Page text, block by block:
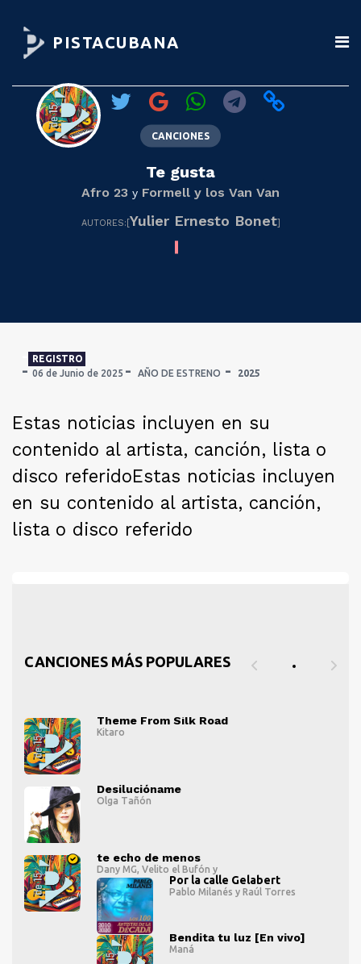
PISTACUBANA
CANCIONES
Te gusta
Afro 23 y Formell y los Van Van
AUTORES:[Yulier Ernesto Bonet]
REGISTRO
06 de Junio de 2025
AÑO DE ESTRENO 2025
Estas noticias incluyen en su
contenido al artista, canción, lista o
disco referidoEstas noticias incluyen
en su contenido al artista, canción,
lista o disco referido
CANCIONES MÁS POPULARES
Theme From Silk Road
Kitaro
" alt="">
Desilucióname
Olga Tañón
te echo de menos
Dany MG, Velito el Bufón y
" alt="">
Por la calle Gelabert
Pablo Milanés y Raúl Torres
Bendita tu luz [En vivo]
Maná